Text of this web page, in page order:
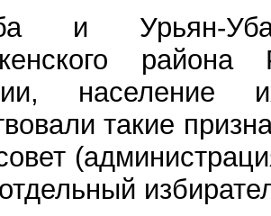
и Урьян-
района
население
такие